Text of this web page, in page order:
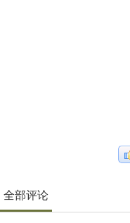
全部评论